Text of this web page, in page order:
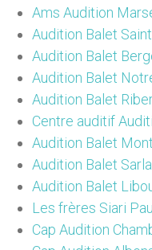
Ams Audition
Audition Balet
Audition Balet
Audition Balet
Audition Balet
Centre auditif
Audition Balet
Audition Balet
Audition Balet
Les frères Siari Pau
Cap Audition